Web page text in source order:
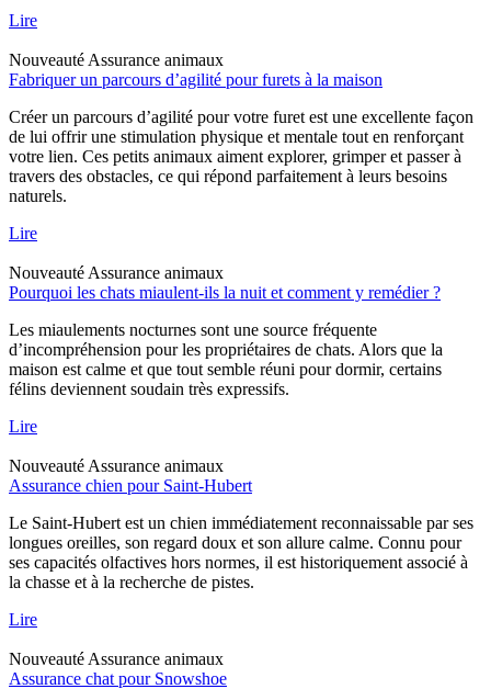
Lire
Nouveauté Assurance animaux
Fabriquer un parcours d’agilité pour furets à la maison
Créer un parcours d’agilité pour votre furet est une excellente façon
de lui offrir une stimulation physique et mentale tout en renforçant
votre lien. Ces petits animaux aiment explorer, grimper et passer à
travers des obstacles, ce qui répond parfaitement à leurs besoins
naturels.
Lire
Nouveauté Assurance animaux
Pourquoi les chats miaulent-ils la nuit et comment y remédier ?
Les miaulements nocturnes sont une source fréquente
d’incompréhension pour les propriétaires de chats. Alors que la
maison est calme et que tout semble réuni pour dormir, certains
félins deviennent soudain très expressifs.
Lire
Nouveauté Assurance animaux
Assurance chien pour Saint-Hubert
Le Saint-Hubert est un chien immédiatement reconnaissable par ses
longues oreilles, son regard doux et son allure calme. Connu pour
ses capacités olfactives hors normes, il est historiquement associé à
la chasse et à la recherche de pistes.
Lire
Nouveauté Assurance animaux
Assurance chat pour Snowshoe